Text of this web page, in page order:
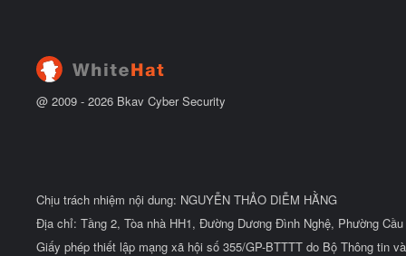
@ 2009 - 2026 Bkav Cyber Security
Chịu trách nhiệm nội dung: NGUYỄN THẢO DIỄM HẰNG
Địa chỉ: Tầng 2, Tòa nhà HH1, Đường Dương Đình Nghệ, Phường
Giấy phép thiết lập mạng xã hội số 355/GP-BTTTT do Bộ Thông tin